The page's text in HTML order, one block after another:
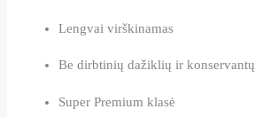
Lengvai virškinamas
Be dirbtinių dažiklių ir konservantų
Super Premium klasė